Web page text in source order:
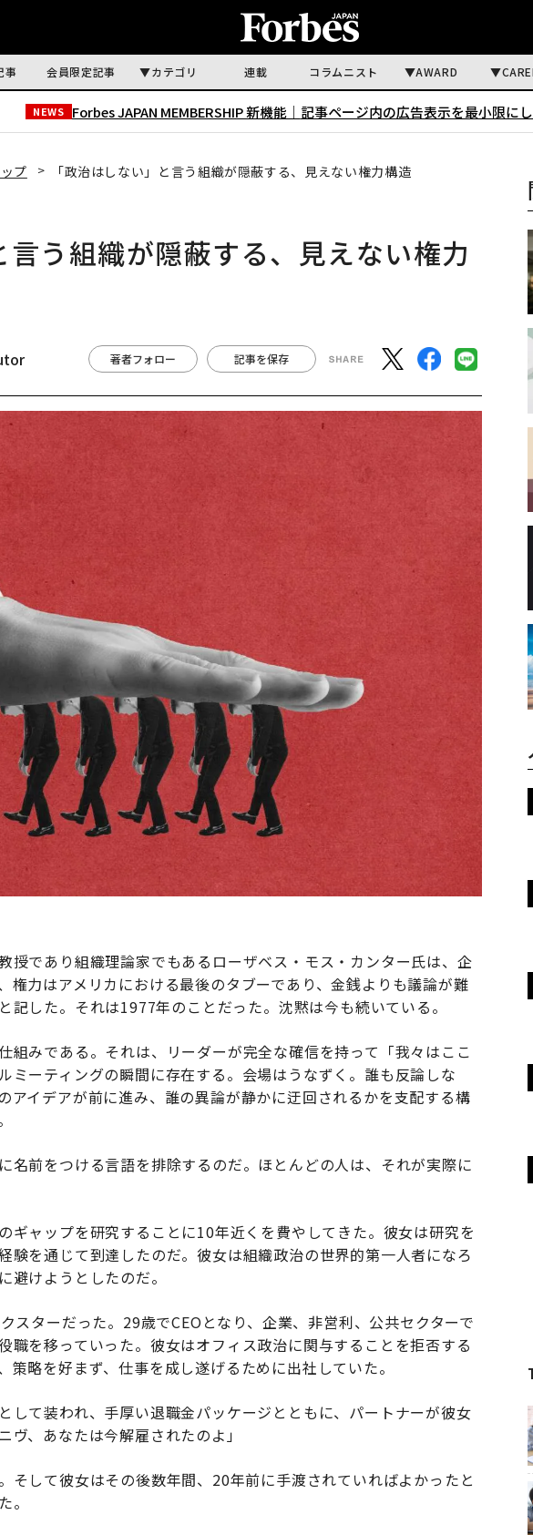
事 会員限定記事 カテゴリ 連載 コラムニスト AWARD
NEWS Forbes JAPAN MEMBERSHIP 新機能｜ 記事ページ内の広告表示を最小限に
プ 「政治はしない」と言う組織が隠蔽する、見えない権力構造
言う組織が隠蔽する、見えない権力
著者フォロー 記事を保存
授であり組織理論家でもあるローザベス・モス・カンター氏は、企
権力はアメリカにおける最後のタブーであり、金銭よりも議論が難
記した。それは1977年のことだった。沈黙は今も続いている。
組みである。それは、リーダーが完全な確信を持って「我々はここ
ミーティングの瞬間に存在する。会場はうなずく。誰も反論しな
アイデアが前に進み、誰の異論が静かに迂回されるかを支配する構
名前をつける言語を排除するのだ。ほとんどの人は、それが実際に
ギャップを研究することに10年近くを費やしてきた。彼女は研究を
験を通じて到達したのだ。彼女は組織政治の世界的第一人者になろ
避けようとしたのだ。
スターだった。29歳でCEOとなり、企業、非営利、公共セクターで
職を移っていった。彼女はオフィス政治に関与することを拒否する
策略を好まず、仕事を成し遂げるために出社していた。
して装われ、手厚い退職金パッケージとともに、パートナーが彼女
、あなたは今解雇されたのよ」
そして彼女はその後数年間、20年前に手渡されていればよかったと
。